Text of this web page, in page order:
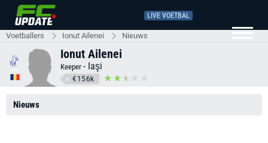
LIVE VOETBAL
Voetballers Ionut Ailenei Nieuws
Ionut Ailenei
Keeper - Iaşi
€156k
Nieuws